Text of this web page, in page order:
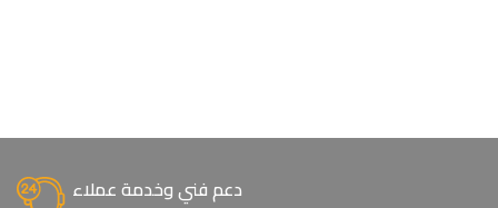
دعم فني وخدمة عملاء